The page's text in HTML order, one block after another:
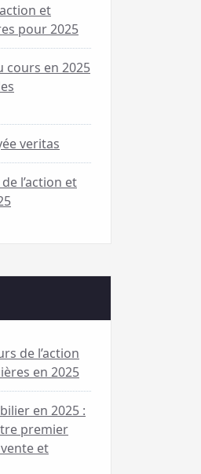
et
pour 2025
cours en 2025
veritas
l’action et
de l’action
en 2025
en 2025 :
premier
et